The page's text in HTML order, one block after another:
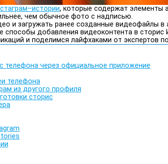
, которые содержат элементы
чем обычное фото с надписью.
и загружать ранее созданные видеофайлы
способы добавления видеоконтента в
и поделимся лайфхаками от экспертов по
телефона через официальное приложение
телефона
из другого профиля
сторис